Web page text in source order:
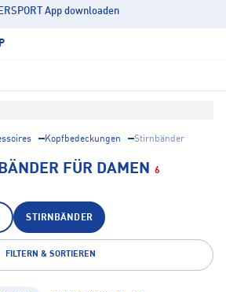
App downloaden
Kopfbedeckungen Stirnbänder
FÜR DAMEN 6
STIRNBÄNDER
FILTERN & SORTIEREN